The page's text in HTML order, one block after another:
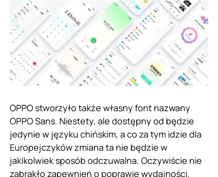
OPPO stworzyło także własny font nazwany
OPPO Sans. Niestety, ale dostępny od będzie
jedynie w języku chińskim, a co za tym idzie dla
Europejczyków zmiana ta nie będzie w
jakikolwiek sposób odczuwalna. Oczywiście nie
zabrakło zapewnień o poprawie wydajności.